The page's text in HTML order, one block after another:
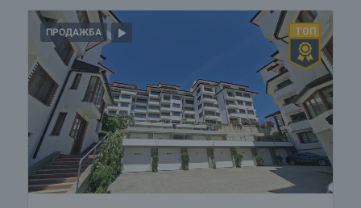
ПРОДАЖБА